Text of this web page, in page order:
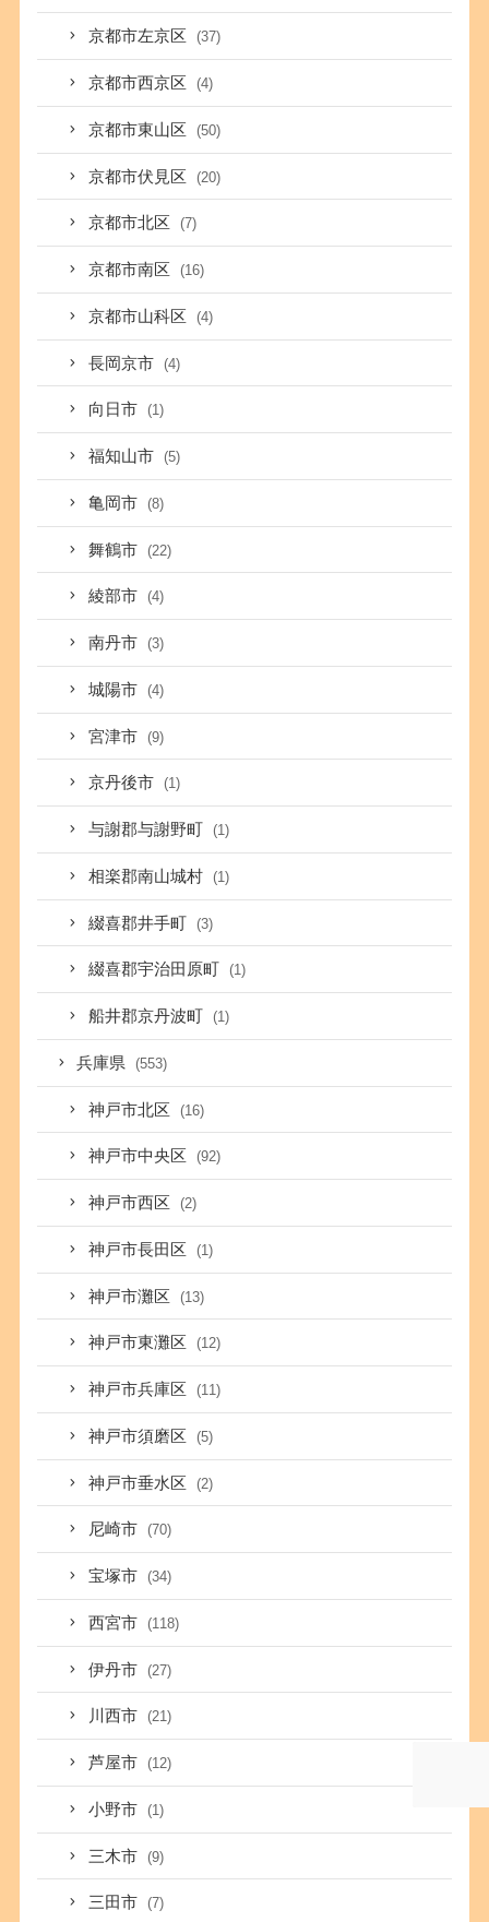
京都市左京区 (37)
京都市西京区 (4)
京都市東山区 (50)
京都市伏見区 (20)
京都市北区 (7)
京都市南区 (16)
京都市山科区 (4)
長岡京市 (4)
向日市 (1)
福知山市 (5)
亀岡市 (8)
舞鶴市 (22)
綾部市 (4)
南丹市 (3)
城陽市 (4)
宮津市 (9)
京丹後市 (1)
与謝郡与謝野町 (1)
相楽郡南山城村 (1)
綴喜郡井手町 (3)
綴喜郡宇治田原町 (1)
船井郡京丹波町 (1)
兵庫県 (553)
神戸市北区 (16)
神戸市中央区 (92)
神戸市西区 (2)
神戸市長田区 (1)
神戸市灘区 (13)
神戸市東灘区 (12)
神戸市兵庫区 (11)
神戸市須磨区 (5)
神戸市垂水区 (2)
尼崎市 (70)
宝塚市 (34)
西宮市 (118)
伊丹市 (27)
川西市 (21)
芦屋市 (12)
小野市 (1)
三木市 (9)
三田市 (7)